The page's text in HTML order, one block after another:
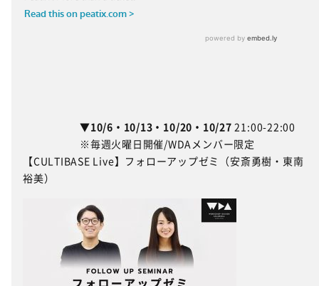
▼10/6・10/13・10/20・10/27 21:00-22:00
※毎週火曜日開催/WDAメンバー限定
【CULTIBASE Live】フォローアップゼミ（安斎勇樹・東南
裕美）